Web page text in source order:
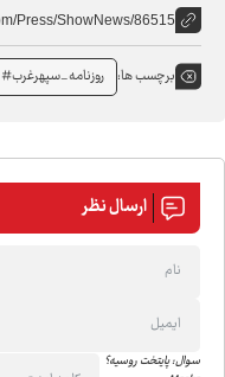
Press/ShowNews/86515
برچسب ها: روزنامه_سپهرغرب#
ارسال نظر
سوال: پایتخت روسیه؟